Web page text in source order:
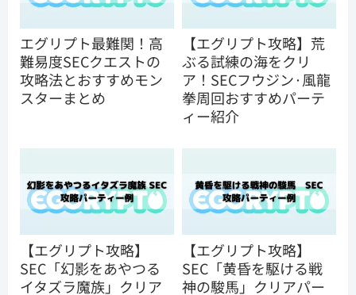
エグリプト最難関！高
難易度SECクエストの
攻略法とおすすめモン
スターまとめ
【エグリプト攻略】荒
ぶる試練の海をクリ
ア！SECフウジン·風龍
拳周回おすすめパーテ
ィー紹介
【エグリプト攻略】
SEC「幻影をあやつる
イタズラ魔族」クリア
【エグリプト攻略】
SEC「黄昏を駆ける戦
神の駿馬」クリアパー